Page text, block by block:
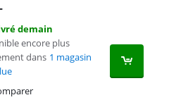
demain
encore plus
dans 1 magasin